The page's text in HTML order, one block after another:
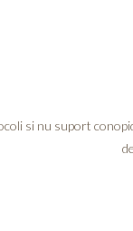
si nu suport